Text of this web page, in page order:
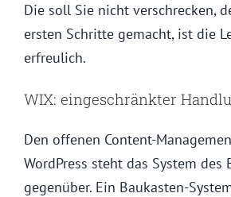
Die soll Sie nicht verschrecken,
ersten Schritte gemacht, ist die
erfreulich.
WIX: eingeschränkter
Den offenen Content-
WordPress steht das System des
gegenüber. Ein Baukasten-